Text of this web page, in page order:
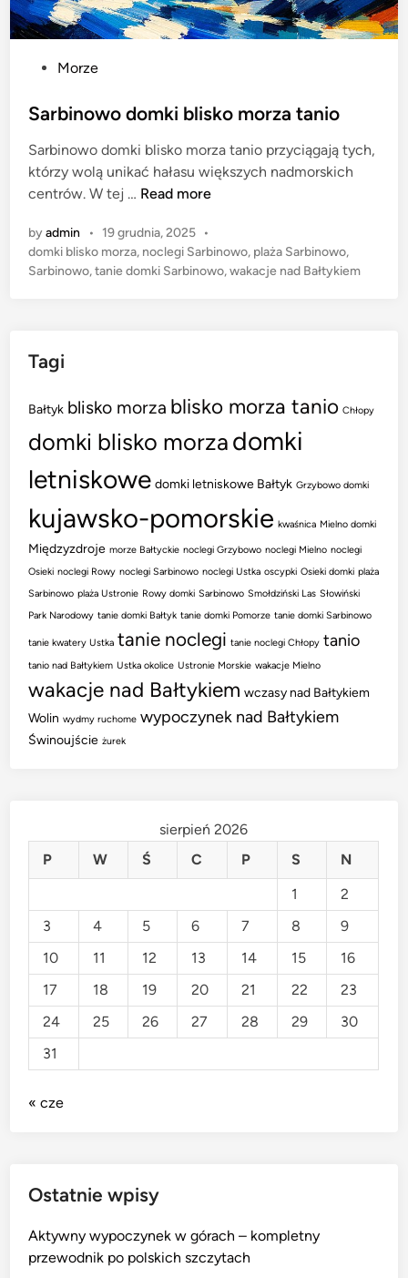
s
e
d
i
Morze
Sarbinowo domki blisko morza tanio
Sarbinowo domki blisko morza tanio przyciągają tych,
którzy wolą unikać hałasu większych nadmorskich
centrów. W tej … S
r
b
i
o
k
i
l
i
k
o
m
o
r
z
a
Read more
byadmin • 19 grudnia, 2025 •
domki blisko morza, noclegi Sarbinowo, plaża Sarbinowo,
Sarbinowo,tanie domki Sarbinowo,wakacje nad Bałtykiem
Tagi
Bałtyk blisko morza blisko morza tanio Chłopy
domki blisko morza domki
letniskowe domki letniskowe Bałtyk Grzybowo domki
kujawsko-pomorskie kwaśnica Mielno domki
Międzyzdroje morze Bałtyckie noclegi Grzybowo noclegi Mielno noclegi
Osieki noclegi Rowy noclegi Sarbinowo noclegi Ustka oscypki Osieki domki plaża
Sarbinowo plaża Ustronie Rowy domki Sarbinowo Smołdziński Las Słowiński
Park Narodowy tanie domki Bałtyk tanie domki Pomorze tanie domki Sarbinowo
tanie kwatery Ustka tanie noclegi tanie noclegi Chłopy tanio
tanio nad Bałtykiem Ustka okolice Ustronie Morskie wakacje Mielno
wakacje nad Bałtykiem wczasy nad Bałtykiem
Wolin wydmy ruchome wypoczynek nad Bałtykiem
Świnoujście żurek
sierpień 2026
P
W Ś C P S
N
1
2
3
4 5 6 7 8
9
10
11 12 13 14 15
16
17
18 19 20 21 22
23
24
25 26 27 28 29
30
31
« cze
Ostatnie wpisy
Aktywny wypoczynek w górach – kompletny
przewodnik po polskich szczytach